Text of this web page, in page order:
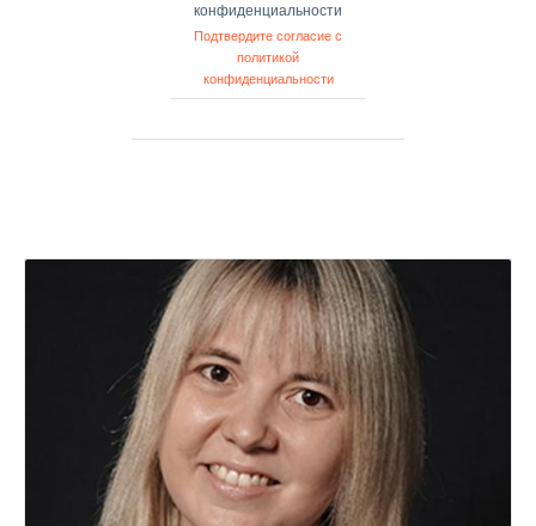
конфиденциальности
Подтвердите согласие с
политикой
конфиденциальности